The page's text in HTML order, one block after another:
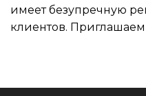
имеет безупречную
клиентов. Приглашаем